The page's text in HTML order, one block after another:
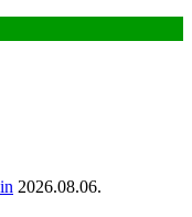
2026.08.06.